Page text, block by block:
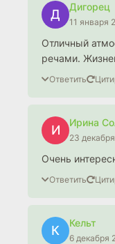
Д
Дигорец
11 января
Отличный
речами.
Ответить
И
Ирина
23
Очень
Ответить
К
Кельт
6 декабря